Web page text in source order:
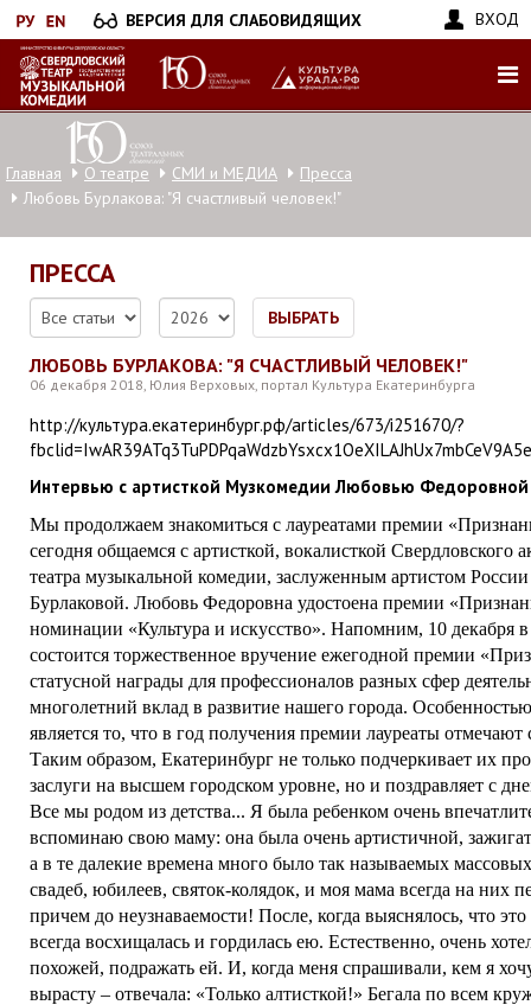
Перейти
к
основному
содержанию
ВЕРСИЯ ДЛЯ СЛАБОВИДЯЩИХ ВХОД
Главная О театре СМИ и МЕДИА
Пресса
Любовь Бурлакова: "Я счастливый человек!"
ПРЕССА
ВЫБРАТЬ
ЛЮБОВЬ БУРЛАКОВА: "Я СЧАСТЛИВЫЙ ЧЕЛОВЕК!"
06 декабря 2018, Юлия Верховых, портал Культура Екатеринбурга
http://культура.екатеринбург.рф/articles/673/i251670/?
Интервью с артисткой Музкомедии Любовью Федоровной
Мы продолжаем знакомиться с лауреатами премии
сегодня общаемся с артисткой, вокалисткой Свердловского
театра музыкальной комедии, заслуженным артистом
Бурлаковой. Любовь Федоровна удостоена премии
номинации «Культура и искусство». Напомним, 10 декабря в
состоится торжественное вручение ежегодной премии
статусной награды для профессионалов разных сфер
многолетний вклад в развитие нашего города.
является то, что в год получения премии лауреаты
Таким образом, Екатеринбург не только подчеркивает их
заслуги на высшем городском уровне, но и поздравляет с
Все мы родом из детства... Я была ребенком очень
вспоминаю свою маму: она была очень артистичной,
а в те далекие времена много было так называемых
свадеб, юбилеев, святок-колядок, и моя мама всегда на них
причем до неузнаваемости! После, когда выяснялось, что
всегда восхищалась и гордилась ею. Естественно, очень
похожей, подражать ей. И, когда меня спрашивали, кем я
вырасту – отвечала: «Только алтисткой!» Бегала по всем